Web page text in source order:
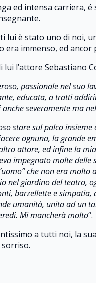
ed intensa carriera,
lui è stato uno di noi,
era immenso, ed
lui l’attore Sebastiano
passionale nel suo
educata, a tratti
severamente ma
stare sul palco
ognuna, la grande
attore, ed infine la
impegnato molte
che non era
nel giardino del teatro,
barzellette e
umanità, unita ad un
Mi mancherà molto“.
a tutti noi, la
sorriso.